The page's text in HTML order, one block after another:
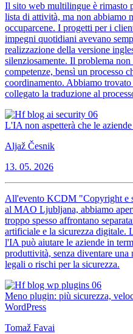
Il sito web multilingue è rimasto
lista di attività, ma non abbiamo
occuparcene. I progetti per i
impegni quotidiani avevano
realizzazione della versione
silenziosamente. Il problema
competenze, bensì un processo
coordinamento. Abbiamo
collegato la traduzione al
L'IA non aspetterà che le
Aljaž Česnik
13. 05. 2026
All'evento KCDM "Copyright e
al MAO Ljubljana, abbiamo
troppo spesso affrontano
artificiale e la sicurezza digitale.
l'IA può aiutare le aziende in
produttività, senza diventare
legali o rischi per la sicurezza.
Meno plugin: più sicurezza,
WordPress
Tomaž Favai